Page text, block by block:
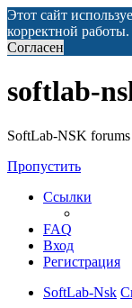
Этот сайт
корректной работы.
Согласен
softlab-
SoftLab-NSK forums
Пропустить
Ссылки
FAQ
Вход
Регистрация
SoftLab-Nsk